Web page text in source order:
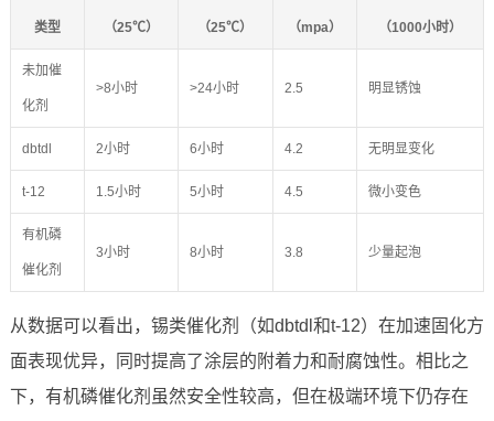
类型 （25℃） （25℃） （mpa） （1000小时）
未加催
化剂
>8小时 >24小时 2.5 明显锈蚀
dbtdl 2小时 6小时 4.2 无明显变化
t-12 1.5小时 5小时 4.5 微小变色
有机磷
催化剂
3小时 8小时 3.8 少量起泡
从数据可以看出，锡类催化剂（如dbtdl和t-12）在加速固化方
面表现优异，同时提高了涂层的附着力和耐腐蚀性。相比之
下，有机磷催化剂虽然安全性较高，但在极端环境下仍存在